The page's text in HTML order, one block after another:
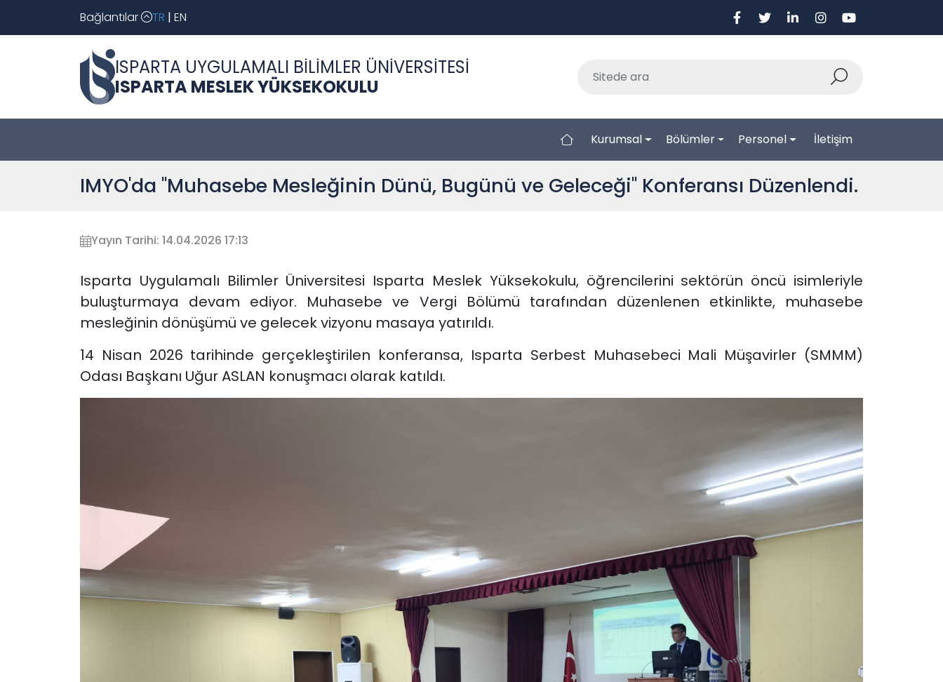
Bağlantılar TR | EN
ISPARTA UYGULAMALI BİLİMLER ÜNİVERSİTESİ
ISPARTA MESLEK YÜKSEKOKULU
Kurumsal Bölümler Personel İletişim
IMYO'da "Muhasebe Mesleğinin Dünü, Bugünü ve Geleceği" Konferansı Düzenlendi.
Yayın Tarihi: 14.04.2026 17:13
Isparta Uygulamalı Bilimler Üniversitesi Isparta Meslek Yüksekokulu, öğrencilerini sektörün öncü isimleriyle
buluşturmaya devam ediyor. Muhasebe ve Vergi Bölümü tarafından düzenlenen etkinlikte, muhasebe
mesleğinin dönüşümü ve gelecek vizyonu masaya yatırıldı.
14 Nisan 2026 tarihinde gerçekleştirilen konferansa, Isparta Serbest Muhasebeci Mali Müşavirler (SMMM)
Odası Başkanı Uğur ASLAN konuşmacı olarak katıldı.